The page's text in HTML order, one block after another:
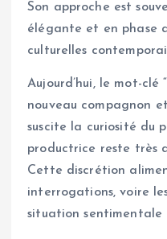
Son approche est
élégante et en phase
culturelles
Aujourd’hui, le mot-clé
nouveau compagnon
suscite la curiosité du
productrice reste très
Cette discrétion
interrogations, voire
situation sentimentale